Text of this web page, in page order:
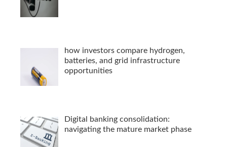
how investors compare hydrogen,
batteries, and grid infrastructure
opportunities
Digital banking consolidation:
navigating the mature market phase